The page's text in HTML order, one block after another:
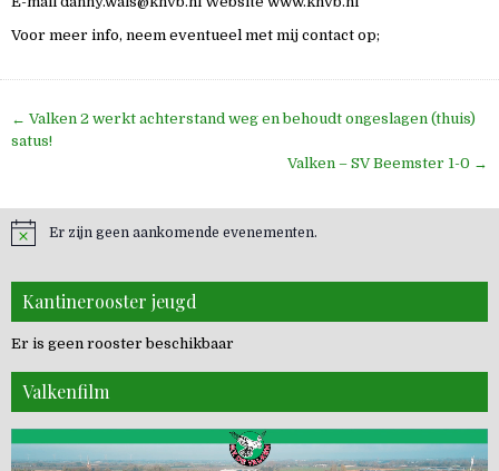
Voor meer info, neem eventueel met mij contact op;
Bericht
navigatie
← Valken 2 werkt achterstand weg en behoudt ongeslagen (thuis)
satus!
Valken – SV Beemster 1-0 →
Er zijn geen aankomende evenementen.
Kantinerooster jeugd
Er is geen rooster beschikbaar
Valkenfilm